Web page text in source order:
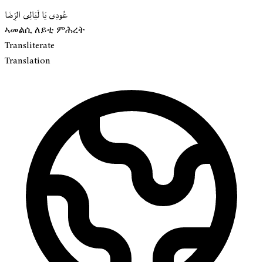
عُودِى يَا لَيَالِى الرِّضَا
ኣመልሲ ለይቲ ምሕረት
Transliterate
Translation